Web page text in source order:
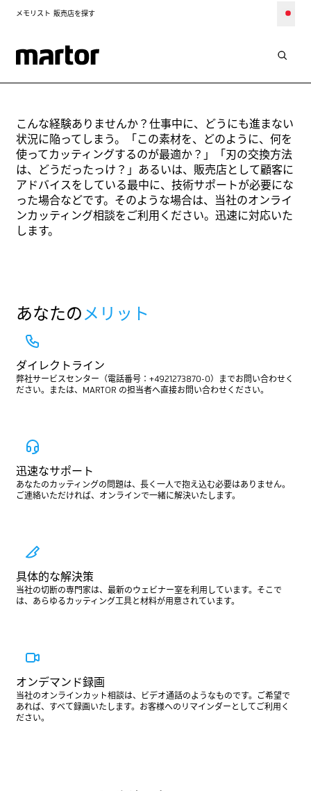
メモリスト 販売店を探す
こんな経験ありませんか？仕事中に、どうにも進まない
状況に陥ってしまう。「この素材を、どのように、何を
使ってカッティングするのが最適か？」「刃の交換方法
は、どうだったっけ？」あるいは、販売店として顧客に
アドバイスをしている最中に、技術サポートが必要にな
った場合などです。そのような場合は、当社のオンライ
ンカッティング相談をご利用ください。迅速に対応いた
します。
あなたの メリット
ダイレクトライン
弊社サービスセンター（電話番号：+4921273870-0）までお問い合わせく
ださい。または、MARTOR の担当者へ直接お問い合わせください。
迅速なサポート
あなたのカッティングの問題は、長く一人で抱え込む必要はありません。
ご連絡いただければ、オンラインで一緒に解決いたします。
具体的な解決策
当社の切断の専門家は、最新のウェビナー室を利用しています。そこで
は、あらゆるカッティング工具と材料が用意されています。
オンデマンド録画
当社のオンラインカット相談は、ビデオ通話のようなものです。ご希望で
あれば、すべて録画いたします。お客様へのリマインダーとしてご利用く
ださい。